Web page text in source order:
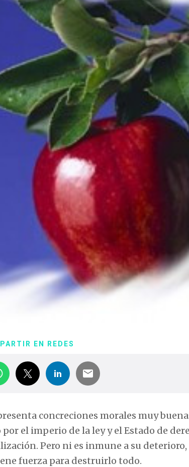
EN REDES
concreciones morales muy
el imperio de la ley y el Estado de
Pero ni es inmune a su deterioro,
fuerza para destruirlo todo.